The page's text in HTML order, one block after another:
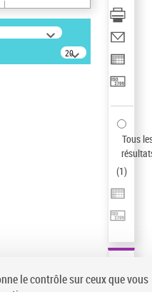
20
résultats/page
Tous
(1)
le contrôle sur ceux que vous